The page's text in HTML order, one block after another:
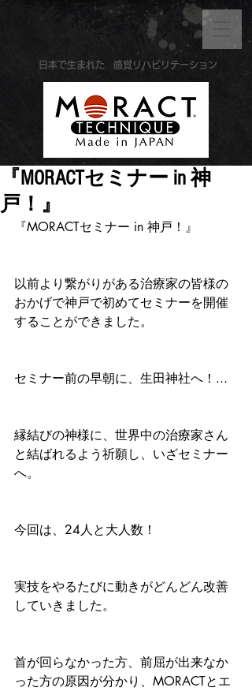
感覚リハビリテーション
​日本で生まれた
『MORACTセミナー in 神
戸！』
『MORACTセミナー in 神戸！』
以前より繋がりがある治療家の皆様の
おかげで神戸で初めてセミナーを開催
することができました。
セミナー前の早朝に、生田神社へ！...
縁結びの神様に、世界中の治療家さん
と結ばれるよう祈願し、いざセミナー
へ。
今回は、24人と大人数！
実技をやるたびに動きがどんどん改善
していきました。
首が回らなかった方、前屈が出来なか
った方の原因が分かり、MORACTとエ